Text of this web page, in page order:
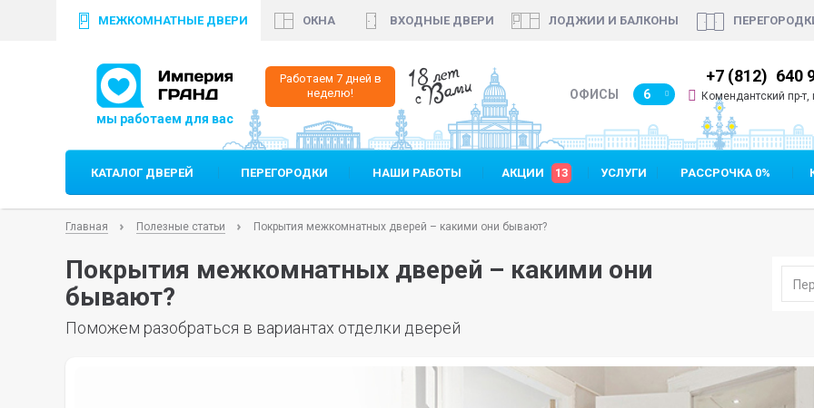
МЕЖКОМНАТНЫЕ ДВЕРИ ОКНА ВХОДНЫЕ ДВЕРИ ЛОДЖИИ И БАЛКОНЫ
Работаем 7 дней в
неделю!
18 лет
с Вами ОФИСЫ 6
+7 (812) 640 35 99 +7 (812) 640 90 48 +7 (812) 640
Комендантский пр-
КАТАЛОГ ДВЕРЕЙ ПЕРЕГОРОДКИ НАШИ РАБОТЫ АКЦИИ 13 УСЛУГИ РАССРОЧКА 0%
Главная Полезные статьи Покрытия межкомнатных дверей – какими они бывают?
Покрытия межкомнатных дверей – какими они
бывают?
Поможем разобраться в вариантах отделки дверей